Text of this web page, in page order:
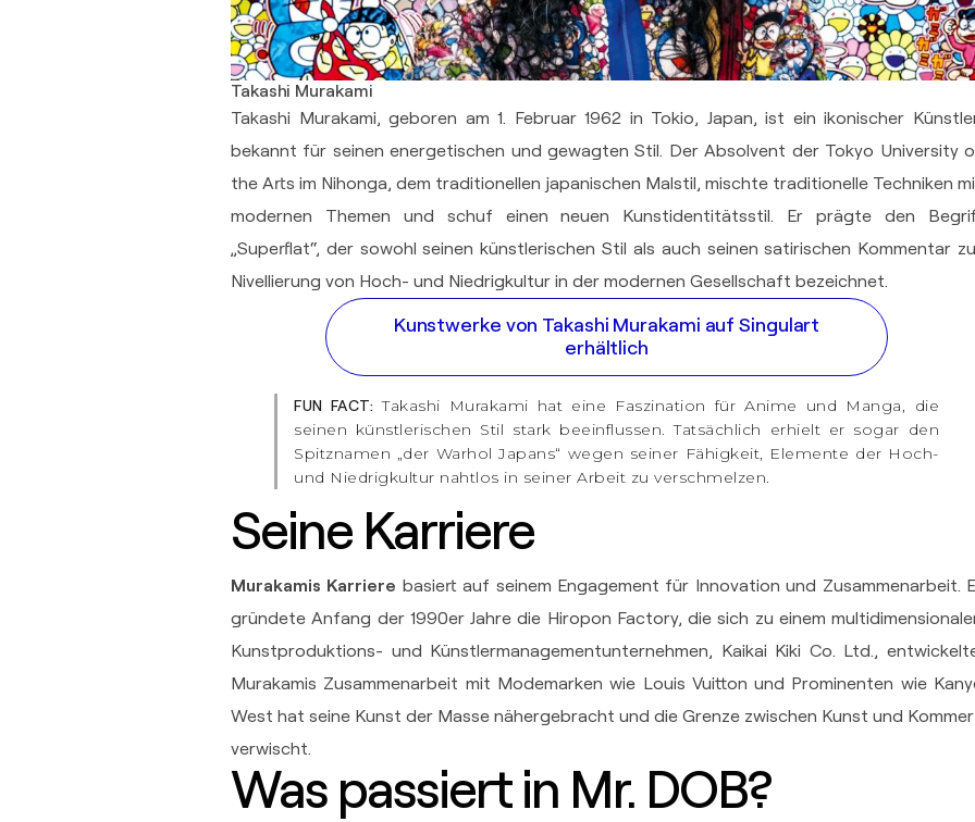
Takashi Murakami
Takashi Murakami, geboren am 1. Februar 1962 in Tokio, Japan, ist ein ikonischer
bekannt für seinen energetischen und gewagten Stil. Der Absolvent der Tokyo University
the Arts im Nihonga, dem traditionellen japanischen Malstil, mischte traditionelle Techniken
modernen Themen und schuf einen neuen Kunstidentitätsstil. Er prägte den
„Superflat“, der sowohl seinen künstlerischen Stil als auch seinen satirischen Kommentar
Nivellierung von Hoch- und Niedrigkultur in der modernen Gesellschaft bezeichnet.
Kunstwerke von Takashi Murakami auf Singulart
erhältlich
FUN FACT: Takashi Murakami hat eine Faszination für Anime und Manga, die
seinen künstlerischen Stil stark beeinflussen. Tatsächlich erhielt er sogar den
Spitznamen „der Warhol Japans“ wegen seiner Fähigkeit, Elemente der Hoch-
und Niedrigkultur nahtlos in seiner Arbeit zu verschmelzen.
Seine Karriere
Murakamis Karriere basiert auf seinem Engagement für Innovation und Zusammenarbeit.
gründete Anfang der 1990er Jahre die Hiropon Factory, die sich zu einem
Kunstproduktions- und Künstlermanagementunternehmen, Kaikai Kiki Co. Ltd.,
Murakamis Zusammenarbeit mit Modemarken wie Louis Vuitton und Prominenten wie
West hat seine Kunst der Masse nähergebracht und die Grenze zwischen Kunst und
verwischt.
Was passiert in Mr. DOB?